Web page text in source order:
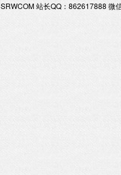
站长QQ：862617888 微